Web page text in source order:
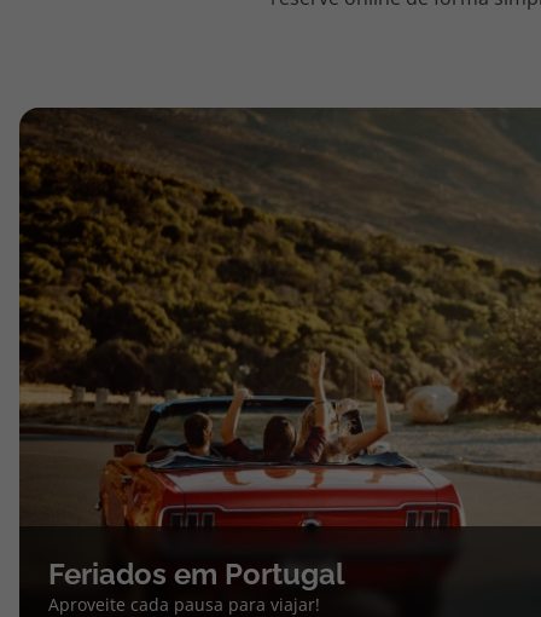
topatlantico@topatlantico.com
Feriados em Portugal
Aproveite cada pausa para viajar!